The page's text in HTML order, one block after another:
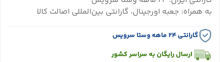
به همراه: جعبه اورجینال، گارانتی بین‌المللی اصالت کالا
گارانتی ۲۴ ماهه وستا سرویس
ارسال رایگان به سراسر کشور